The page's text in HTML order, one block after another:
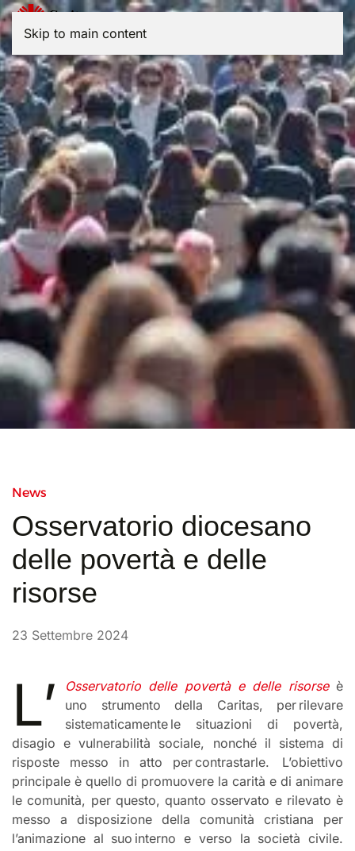
Skip to main content
News
Osservatorio diocesano
delle povertà e delle
risorse
23 Settembre 2024
L’ Osservatorio delle povertà e delle risorseè
uno strumento della Caritas, per rilevare
sistematicamente le situazioni di povertà,
disagio e vulnerabilità sociale, nonché il sistema di
risposte messo in atto per contrastarle. L’obiettivo
principale è quello di promuovere la carità e di animare
le comunità, per questo, quanto osservato e rilevato è
messo a disposizione della comunità cristiana per
l’animazione al suo interno e verso la società civile.